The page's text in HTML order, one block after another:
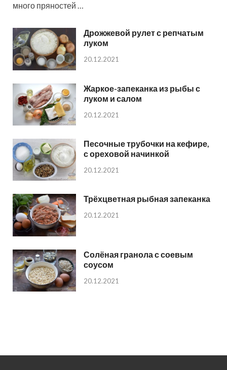
много пряностей …
Дрожжевой рулет с репчатым
луком
20.12.2021
Жаркое-запеканка из рыбы с
луком и салом
20.12.2021
Песочные трубочки на кефире,
с ореховой начинкой
20.12.2021
Трёхцветная рыбная запеканка
20.12.2021
Солёная гранола с соевым
соусом
20.12.2021